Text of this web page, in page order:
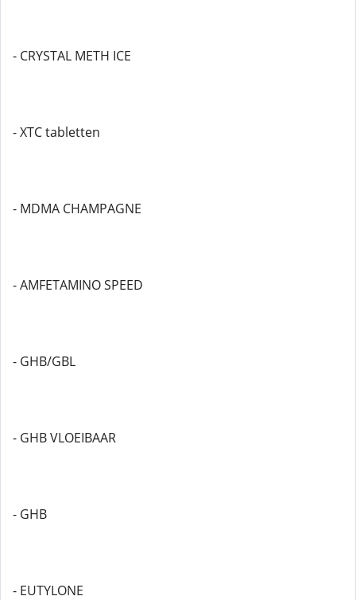
- CRYSTAL METH ICE
- XTC tabletten
- MDMA CHAMPAGNE
- AMFETAMINO SPEED
- GHB/GBL
- GHB VLOEIBAAR
- GHB
- EUTYLONE